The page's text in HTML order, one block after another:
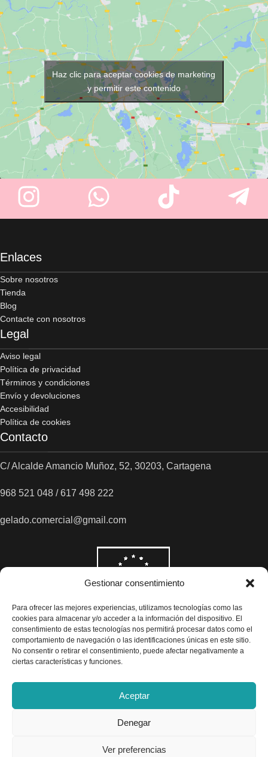
Gestionar consentimiento
Para ofrecer las mejores experiencias, utilizamos tecnologías como las
cookies para almacenar y/o acceder a la información del dispositivo. El
consentimiento de estas tecnologías nos permitirá procesar datos como el
comportamiento de navegación o las identificaciones únicas en este sitio.
No consentir o retirar el consentimiento, puede afectar negativamente a
ciertas características y funciones.
Aceptar
Denegar
Ver preferencias
para generar una espuma rica
y cremosa. Elegante, resistente
y práctico, es perfecto para
mejorar tu experiencia de
afeitado diario.
altura para sujeción firme.
Permite movimientos realistas
en todas direcciones. Perfecto
para practicar peinados y
técnicas de peluquería.
Haz clic para aceptar cookies de marketing
y permitir este contenido
Enlaces
Sobre nosotros
Tienda
Blog
Contacte con nosotros
Legal
Aviso legal
Política de privacidad
Términos y condiciones
Envío y devoluciones
Accesibilidad
Política de cookies
Contacto
C/ Alcalde Amancio Muñoz, 52, 30203, Cartagena
968 521 048 / 617 498 222
gelado.comercial@gmail.com